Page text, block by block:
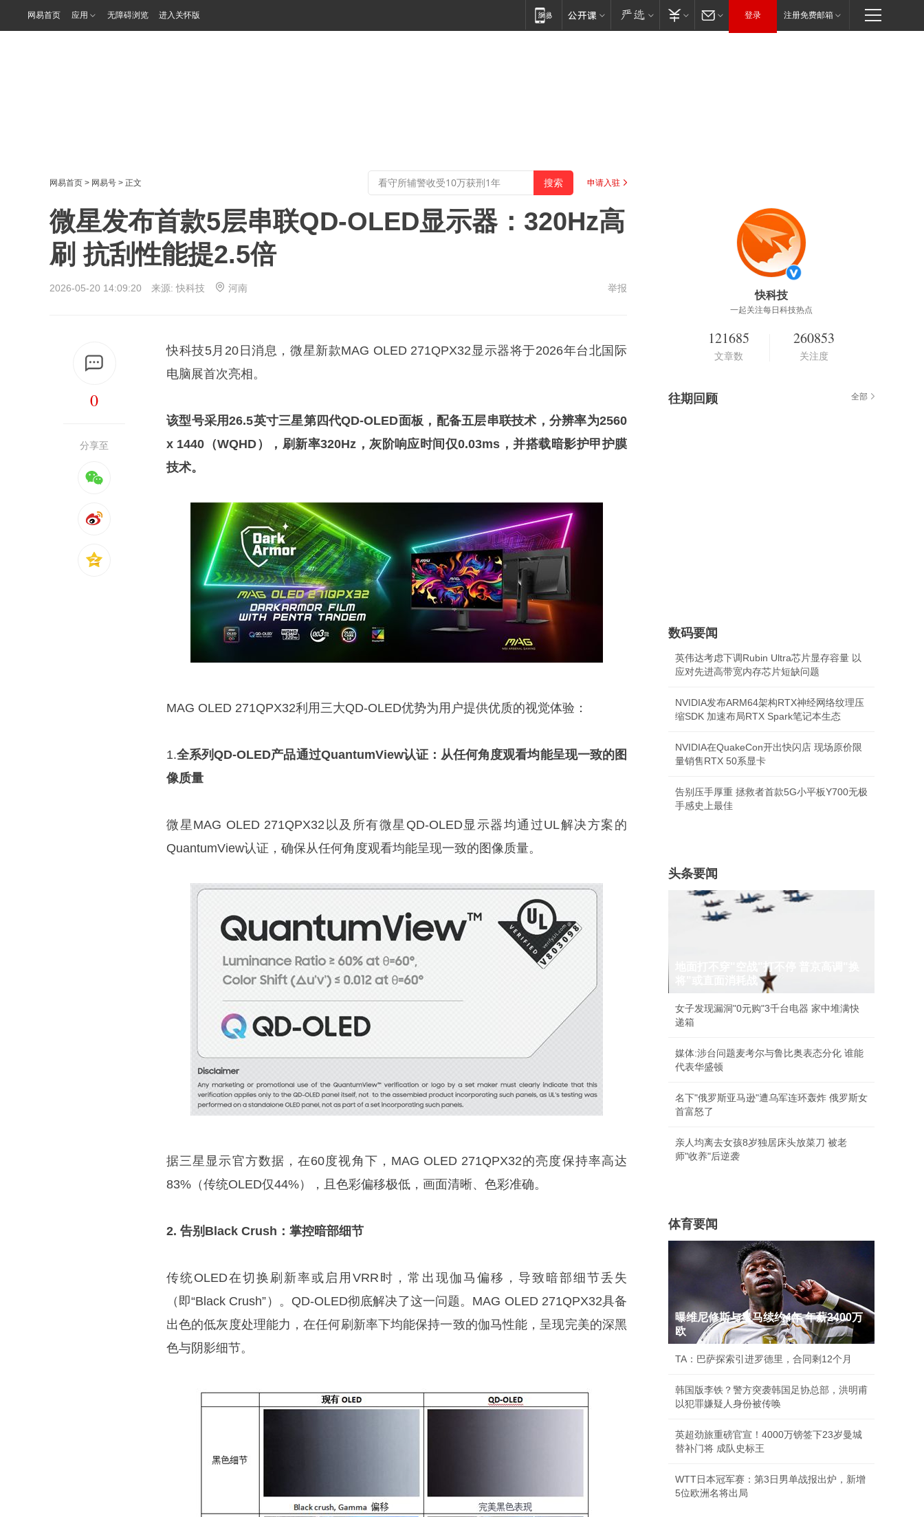
网易首页 应用 无障碍浏览 进入关怀版 登录 注册免费邮箱
网易首页 > 网易号 > 正文 申请入驻
微星发布首款5层串联QD-OLED显示器：320Hz高
刷 抗刮性能提2.5倍
2026-05-20 14:09:20 来源:快科技 河南 举报
0
分享至
快科技5月20日消息，微星新款MAG OLED 271QPX32显示器将于2026年台北国际
电脑展首次亮相。
该型号采用26.5英寸三星第四代QD-OLED面板，配备五层串联技术，分辨率为2560
x 1440（WQHD），刷新率320Hz，灰阶响应时间仅0.03ms，并搭载暗影护甲护膜
技术。
MAG OLED 271QPX32利用三大QD-OLED优势为用户提供优质的视觉体验：
1.全系列QD-OLED产品通过QuantumView认证：从任何角度观看均能呈现一致的图
像质量
微星MAG OLED 271QPX32以及所有微星QD-OLED显示器均通过UL解决方案的
QuantumView认证，确保从任何角度观看均能呈现一致的图像质量。
据三星显示官方数据，在60度视角下，MAG OLED 271QPX32的亮度保持率高达
83%（传统OLED仅44%），且色彩偏移极低，画面清晰、色彩准确。
2. 告别Black Crush：掌控暗部细节
传统OLED在切换刷新率或启用VRR时，常出现伽马偏移，导致暗部细节丢失
（即“Black Crush”）。QD-OLED彻底解决了这一问题。MAG OLED 271QPX32具备
出色的低灰度处理能力，在任何刷新率下均能保持一致的伽马性能，呈现完美的深黑
色与阴影细节。
快科技
一起关注每日科技热点
121685
文章数
260853
关注度
往期回顾 全部
数码要闻
英伟达考虑下调Rubin Ultra芯片显存容量 以
应对先进高带宽内存芯片短缺问题
NVIDIA发布ARM64架构RTX神经网络纹理压
缩SDK 加速布局RTX Spark笔记本生态
NVIDIA在QuakeCon开出快闪店 现场原价限
量销售RTX 50系显卡
告别压手厚重 拯救者首款5G小平板Y700无极
手感史上最佳
头条要闻
地面打不穿"空战"打不停 普京高调"换
女子发现漏洞"0元购"3千台电器 家中堆满快
递箱
媒体:涉台问题麦考尔与鲁比奥表态分化 谁能
代表华盛顿
名下"俄罗斯亚马逊"遭乌军连环轰炸 俄罗斯女
首富怒了
亲人均离去女孩8岁独居床头放菜刀 被老
师"收养"后逆袭
体育要闻
曝维尼修斯与皇马续约4年 年薪2400万
欧
TA：巴萨探索引进罗德里，合同剩12个月
韩国版李铁？警方突袭韩国足协总部，洪明甫
以犯罪嫌疑人身份被传唤
英超劲旅重磅官宣！4000万镑签下23岁曼城
替补门将 成队史标王
WTT日本冠军赛：第3日男单战报出炉，新增
5位欧洲名将出局